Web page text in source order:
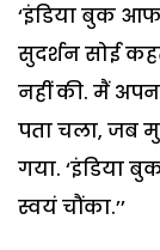
‘इंडिया बुक आफ
सुदर्शन सोई
नहीं की. मैं
पता चला, जब
गया. ‘इंडिया
स्वयं चौंका.’’